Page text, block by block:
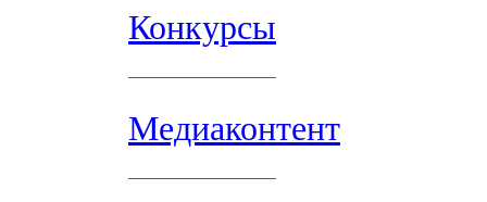
Конкурсы
Медиаконтент